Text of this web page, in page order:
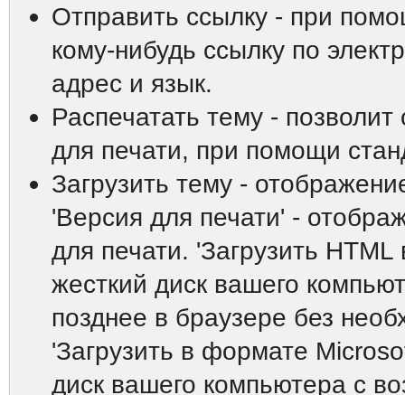
Отправить ссылку - при
кому-нибудь ссылку по
адрес и язык.
Распечатать тему -
для печати, при помощи
Загрузить тему -
'Версия для печати' -
для печати. 'Загрузить
жесткий диск вашего
позднее в браузере без
'Загрузить в формате
диск вашего компьютера с